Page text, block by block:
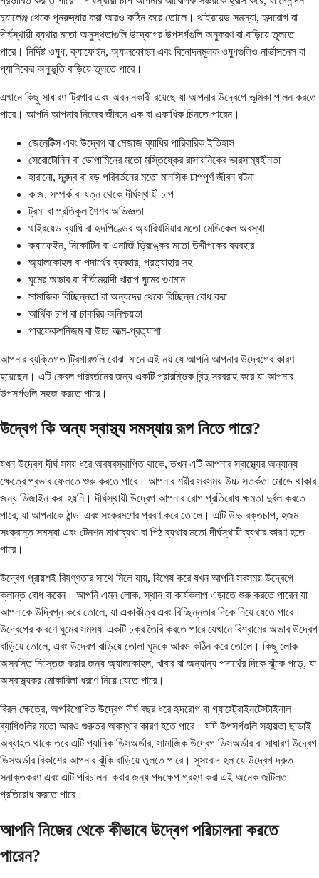
চ্যালেঞ্জ থেকে পুনরুদ্ধার করা আরও কঠিন করে তোলে। থাইরয়েড সমস্যা, হৃদরোগ বা
দীর্ঘস্থায়ী ব্যথার মতো অসুস্থতাগুলি উদ্বেগের উপসর্গগুলি অনুকরণ বা বাড়িয়ে তুলতে
পারে। নির্দিষ্ট ওষুধ, ক্যাফেইন, অ্যালকোহল এবং বিনোদনমূলক ওষুধগুলিও নার্ভাসনেস বা
প্যানিকের অনুভূতি বাড়িয়ে তুলতে পারে।
এখানে কিছু সাধারণ ট্রিগার এবং অবদানকারী রয়েছে যা আপনার উদ্বেগে ভূমিকা পালন করতে
পারে। আপনি আপনার নিজের জীবনে এক বা একাধিক চিনতে পারেন।
জেনেটিক্স এবং উদ্বেগ বা মেজাজ ব্যাধির পারিবারিক ইতিহাস
সেরোটোনিন বা ডোপামিনের মতো মস্তিষ্কের রাসায়নিকের ভারসাম্যহীনতা
হারানো, দ্বন্দ্ব বা বড় পরিবর্তনের মতো মানসিক চাপপূর্ণ জীবন ঘটনা
কাজ, সম্পর্ক বা যত্ন থেকে দীর্ঘস্থায়ী চাপ
ট্রমা বা প্রতিকূল শৈশব অভিজ্ঞতা
থাইরয়েড ব্যাধি বা হৃদপিণ্ডের অ্যারিথমিয়ার মতো মেডিকেল অবস্থা
ক্যাফেইন, নিকোটিন বা এনার্জি ড্রিঙ্কের মতো উদ্দীপকের ব্যবহার
অ্যালকোহল বা পদার্থের ব্যবহার, প্রত্যাহার সহ
ঘুমের অভাব বা দীর্ঘমেয়াদী খারাপ ঘুমের গুণমান
সামাজিক বিচ্ছিন্নতা বা অন্যদের থেকে বিচ্ছিন্ন বোধ করা
আর্থিক চাপ বা চাকরির অনিশ্চয়তা
পারফেকশনিজম বা উচ্চ আত্ম-প্রত্যাশা
আপনার ব্যক্তিগত ট্রিগারগুলি বোঝা মানে এই নয় যে আপনি আপনার উদ্বেগের কারণ
হয়েছেন। এটি কেবল পরিবর্তনের জন্য একটি প্রারম্ভিক বিন্দু সরবরাহ করে যা আপনার
উপসর্গগুলি সহজ করতে পারে।
উদ্বেগ কি অন্য স্বাস্থ্য সমস্যায় রূপ নিতে পারে?
যখন উদ্বেগ দীর্ঘ সময় ধরে অব্যবস্থাপিত থাকে, তখন এটি আপনার স্বাস্থ্যের অন্যান্য
ক্ষেত্রে প্রভাব ফেলতে শুরু করতে পারে। আপনার শরীর সবসময় উচ্চ সতর্কতা মোডে থাকার
জন্য ডিজাইন করা হয়নি। দীর্ঘস্থায়ী উদ্বেগ আপনার রোগ প্রতিরোধ ক্ষমতা দুর্বল করতে
পারে, যা আপনাকে ঠান্ডা এবং সংক্রমণের প্রবণ করে তোলে। এটি উচ্চ রক্তচাপ, হজম
সংক্রান্ত সমস্যা এবং টেনশন মাথাব্যথা বা পিঠ ব্যথার মতো দীর্ঘস্থায়ী ব্যথার কারণ হতে
পারে।
উদ্বেগ প্রায়শই বিষণ্ণতার সাথে মিলে যায়, বিশেষ করে যখন আপনি সবসময় উদ্বেগে
ক্লান্ত বোধ করেন। আপনি এমন লোক, স্থান বা কার্যকলাপ এড়াতে শুরু করতে পারেন যা
আপনাকে উদ্বিগ্ন করে তোলে, যা একাকীত্ব এবং বিচ্ছিন্নতার দিকে নিয়ে যেতে পারে।
উদ্বেগের কারণে ঘুমের সমস্যা একটি চক্র তৈরি করতে পারে যেখানে বিশ্রামের অভাব উদ্বেগ
বাড়িয়ে তোলে, এবং উদ্বেগ বাড়িয়ে তোলা ঘুমকে আরও কঠিন করে তোলে। কিছু লোক
অস্বস্তি নিস্তেজ করার জন্য অ্যালকোহল, খাবার বা অন্যান্য পদার্থের দিকে ঝুঁকে পড়ে, যা
অস্বাস্থ্যকর মোকাবিলা ধরণে নিয়ে যেতে পারে।
বিরল ক্ষেত্রে, অপরিশোধিত উদ্বেগ দীর্ঘ বছর ধরে হৃদরোগ বা গ্যাস্ট্রোইনটেস্টাইনাল
ব্যাধিগুলির মতো আরও গুরুতর অবস্থার কারণ হতে পারে। যদি উপসর্গগুলি সহায়তা ছাড়াই
অব্যাহত থাকে তবে এটি প্যানিক ডিসঅর্ডার, সামাজিক উদ্বেগ ডিসঅর্ডার বা সাধারণ উদ্বেগ
ডিসঅর্ডার বিকাশের আপনার ঝুঁকি বাড়িয়ে তুলতে পারে। সুসংবাদ হল যে উদ্বেগ দ্রুত
সনাক্তকরণ এবং এটি পরিচালনা করার জন্য পদক্ষেপ গ্রহণ করা এই অনেক জটিলতা
প্রতিরোধ করতে পারে।
আপনি নিজের থেকে কীভাবে উদ্বেগ পরিচালনা করতে
পারেন?